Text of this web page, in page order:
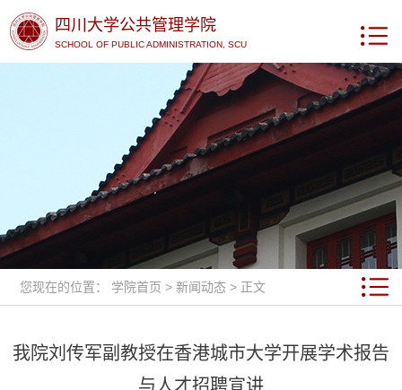
四川大学公共管理学院
SCHOOL OF PUBLIC ADMINISTRATION, SCU
您现在的位置： 学院首页 >新闻动态 > 正文
我院刘传军副教授在香港城市大学开展学术报告
与人才招聘宣讲